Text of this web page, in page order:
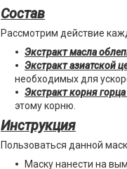
Состав
Рассмотрим действие
Экстракт масла
Экстракт азиатской
необходимых для
Экстракт корня
этому корню.
Инструкция
Пользоваться данной
Маску нанести на